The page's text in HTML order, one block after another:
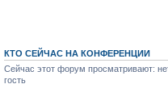
КТО СЕЙЧАС НА КОНФЕРЕНЦИИ
Сейчас этот форум просматривают:
гость